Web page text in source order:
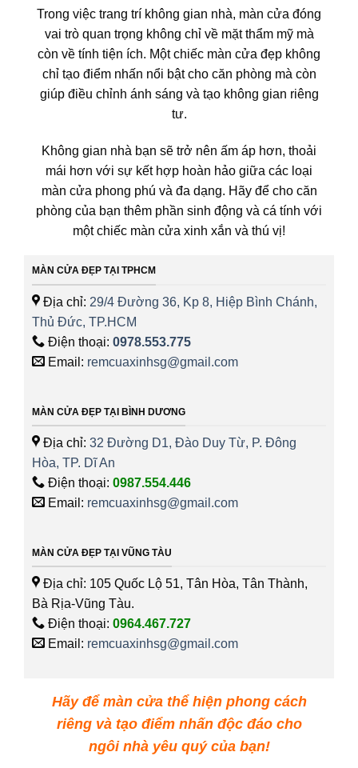
Trong việc trang trí không gian nhà, màn cửa đóng
vai trò quan trọng không chỉ về mặt thẩm mỹ mà
còn về tính tiện ích. Một chiếc màn cửa đẹp không
chỉ tạo điểm nhấn nổi bật cho căn phòng mà còn
giúp điều chỉnh ánh sáng và tạo không gian riêng
tư.
Không gian nhà bạn sẽ trở nên ấm áp hơn, thoải
mái hơn với sự kết hợp hoàn hảo giữa các loại
màn cửa phong phú và đa dạng. Hãy để cho căn
phòng của bạn thêm phần sinh động và cá tính với
một chiếc màn cửa xinh xắn và thú vị!
MÀN CỬA ĐẸP TẠI TPHCM
Địa chỉ: 29/4 Đường 36, Kp 8, Hiệp Bình Chánh,
Thủ Đức, TP.HCM
Điện thoại: 0978.553.775
Email: remcuaxinhsg@gmail.com
MÀN CỬA ĐẸP TẠI BÌNH DƯƠNG
Địa chỉ: 32 Đường D1, Đào Duy Từ, P. Đông
Hòa, TP. Dĩ An
Điện thoại: 0987.554.446
Email: remcuaxinhsg@gmail.com
MÀN CỬA ĐẸP TẠI VŨNG TÀU
Địa chỉ: 105 Quốc Lộ 51, Tân Hòa, Tân Thành,
Bà Rịa-Vũng Tàu.
Điện thoại: 0964.467.727
Email: remcuaxinhsg@gmail.com
Hãy để màn cửa thể hiện phong cách
riêng và tạo điểm nhấn độc đáo cho
ngôi nhà yêu quý của bạn!